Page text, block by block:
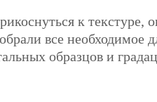
к текстуре,
все необходимое
образцов и